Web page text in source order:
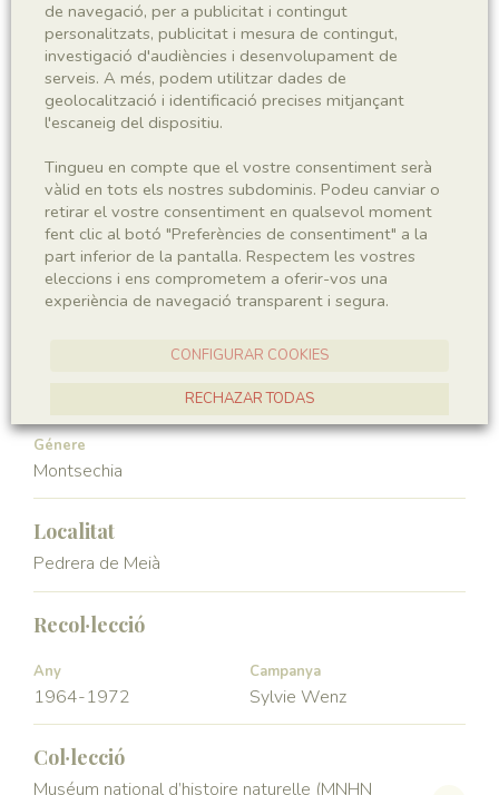
Sigla
MNHN 17266
Taxonomia
Regne
Plantae
Phyllum
Spermatophyta
Subphyllum
Angiospermae
Classe
Magnoliopsida
Montsechiaceae
Génere
Montsechia
Localitat
Pedrera de Meià
Recol·lecció
Any
1964-1972
Campanya
Sylvie Wenz
Col·lecció
Muséum national d’histoire naturelle (MNHN
de navegació, per a publicitat i contingut
personalitzats, publicitat i mesura de contingut,
investigació d'audiències i desenvolupament de
serveis. A més, podem utilitzar dades de
geolocalització i identificació precises mitjançant
l'escaneig del dispositiu.
Tingueu en compte que el vostre consentiment serà
vàlid en tots els nostres subdominis. Podeu canviar o
retirar el vostre consentiment en qualsevol moment
fent clic al botó "Preferències de consentiment" a la
part inferior de la pantalla. Respectem les vostres
eleccions i ens comprometem a oferir-vos una
experiència de navegació transparent i segura.
CONFIGURAR COOKIES
RECHAZAR TODAS
ACCEPTAR TOTES